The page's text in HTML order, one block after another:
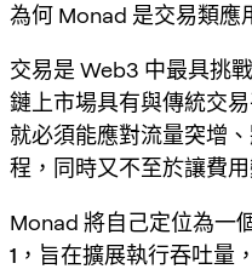
為何 Monad 是交易類應
交易是 Web3 中最具挑
鏈上市場具有與傳統交
就必須能應對流量突增
程，同時又不至於讓費
Monad 將自己定位為一
1 ，旨在擴展執行吞吐量